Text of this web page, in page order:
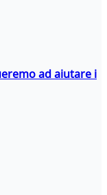
ad aiutare i